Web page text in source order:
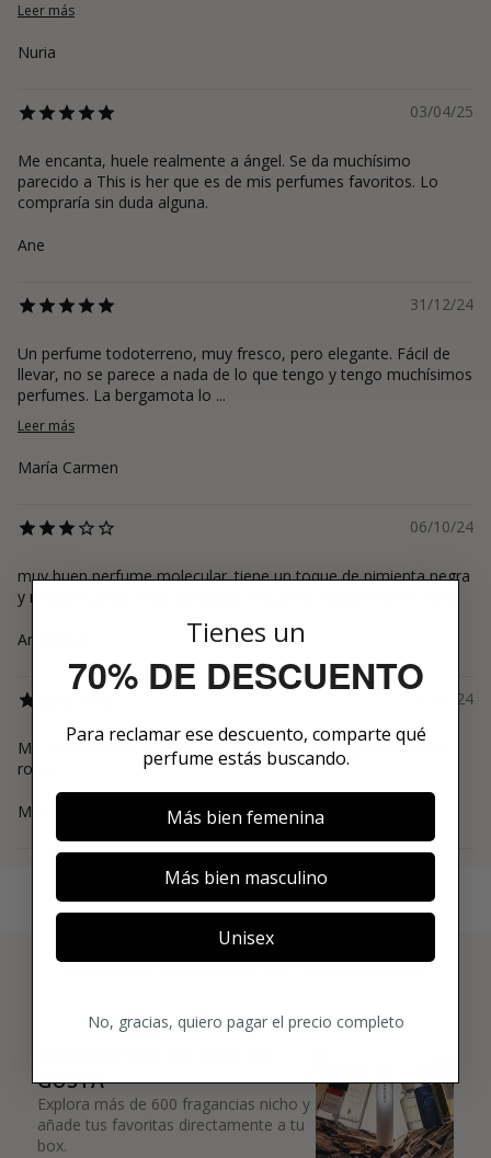
Leer más
Nuria
03/04/25
Me encanta, huele realmente a ángel. Se da muchísimo
parecido a This is her que es de mis perfumes favoritos. Lo
compraría sin duda alguna.
Ane
31/12/24
Un perfume todoterreno, muy fresco, pero elegante. Fácil de
llevar, no se parece a nada de lo que tengo y tengo muchísimos
perfumes. La bergamota lo ...
Leer más
María Carmen
06/10/24
muy buen perfume molecular. tiene un toque de pimienta negra
y madera calida. muy agradable y la gente reaciona bien a ello
Anastasiia
28/06/24
Me ha recordado a algún tipo de mikado de alguna tienda de
ropa.
Maria
3 PASOS PARA HACERTE MIEMBRO
01
GUSTA
Explora más de 600 fragancias nicho y
añade tus favoritas directamente a tu
box.
Tienes un
70% DE DESCUENTO
Para reclamar ese descuento, comparte qué
perfume estás buscando.
Más bien femenina
Más bien masculino
Unisex
No, gracias, quiero pagar el precio completo